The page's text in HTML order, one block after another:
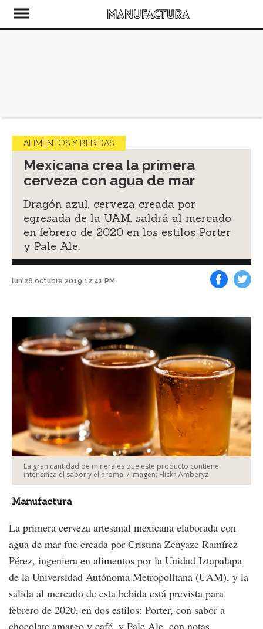
ALIMENTOS Y BEBIDAS
Mexicana crea la primera
cerveza con agua de mar
Dragón azul, cerveza creada por
egresada de la UAM, saldrá al mercado
en febrero de 2020 en los estilos Porter
y Pale Ale.
lun 28 octubre 2019 12:41 PM
La gran cantidad de minerales que este producto contiene
intensifica el sabor y el aroma. / Imagen: Flickr-Amberyz
Manufactura
La primera cerveza artesanal mexicana elaborada con
agua de mar fue creada por Cristina Zenyaze Ramírez
Pérez, ingeniera en alimentos por la Unidad Iztapalapa
de la Universidad Autónoma Metropolitana (UAM), y la
salida al mercado de esta bebida está prevista para
febrero de 2020, en dos estilos: Porter, con sabor a
chocolate amargo y café, y Pale Ale, con notas